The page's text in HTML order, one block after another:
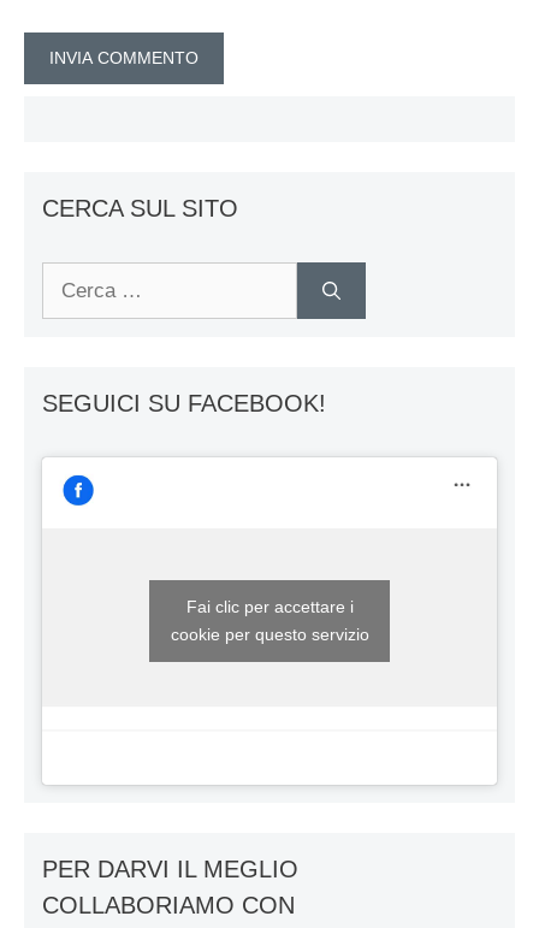
CERCA SUL SITO
Ricerca
SEGUICI SU FACEBOOK!
Fai clic per accettare i
cookie per questo servizio
PER DARVI IL MEGLIO
COLLABORIAMO CON